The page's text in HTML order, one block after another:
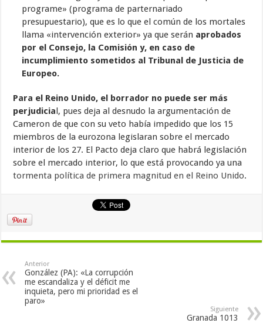
programe» (programa de parternariado
presupuestario), que es lo que el común de los mortales
llama «intervención exterior» ya que serán aprobados
por el Consejo, la Comisión y, en caso de
incumplimiento sometidos al Tribunal de Justicia de
Europeo.
Para el Reino Unido, el borrador no puede ser más
perjudicial, pues deja al desnudo la argumentación de
Cameron de que con su veto había impedido que los 15
miembros de la eurozona legislaran sobre el mercado
interior de los 27. El Pacto deja claro que habrá legislación
sobre el mercado interior, lo que está provocando ya una
tormenta política de primera magnitud en el Reino Unido.
Anterior
González (PA): «La corrupción
me escandaliza y el déficit me
inquieta, pero mi prioridad es el
paro»
Siguiente
Granada 1013